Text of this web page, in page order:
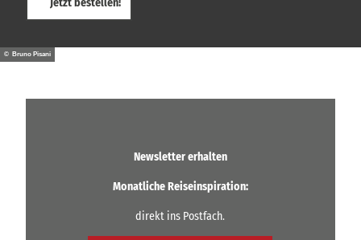
Jetzt bestellen!
© Bruno Pisani
Newsletter erhalten
Monatliche Reiseinspiration:
direkt ins Postfach.